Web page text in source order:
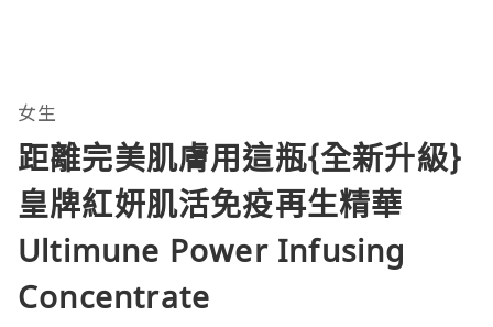
女生
距離完美肌膚用這瓶{全新升級}
皇牌紅妍肌活免疫再生精華
Ultimune Power Infusing
Concentrate